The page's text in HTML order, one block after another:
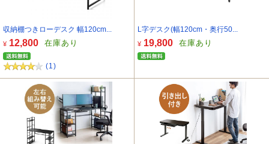
収納棚つきローデスク 幅120cm...
¥ 12,800 在庫あり
(1)
L字デスク(幅120cm・奥行50...
¥ 19,800 在庫あり